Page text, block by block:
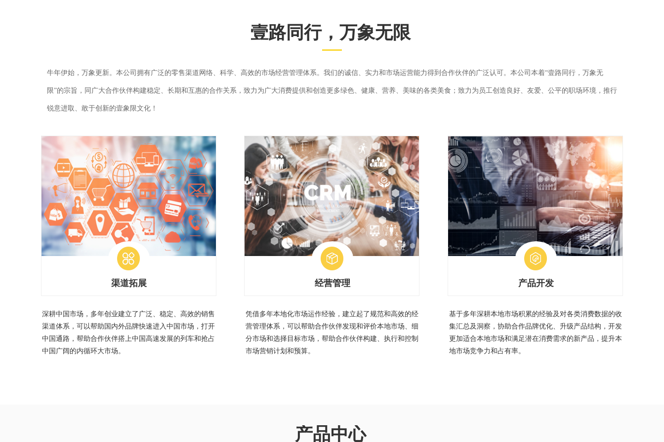
牛年伊始，万象更新。本公司拥有广泛的零售渠道网络、科学、高效的市场经营管理体系。我们的诚信、实力和市场运营能力得到合作伙伴的广泛认可。本公司本着“壹路同行，万象无
限”的宗旨，同广大合作伙伴构建稳定、长期和互惠的合作关系，致力为广大消费提供和创造更多绿色、健康、营养、美味的各类美食；致力为员工创造良好、友爱、公平的职场环境，推行
锐意进取、敢于创新的壹象限文化！
壹路同行，万象无限
渠道拓展
深耕中国市场，多年创业建立了广泛、稳定、高效的销售
渠道体系，可以帮助国内外品牌快速进入中国市场，打开
中国通路，帮助合作伙伴搭上中国高速发展的列车和抢占
中国广阔的内循环大市场。
经营管理
凭借多年本地化市场运作经验，建立起了规范和高效的经
营管理体系，可以帮助合作伙伴发现和评价本地市场、细
分市场和选择目标市场，帮助合作伙伴构建、执行和控制
市场营销计划和预算。
产品开发
基于多年深耕本地市场积累的经验及对各类消费数据的收
集汇总及洞察，协助合作品牌优化、升级产品结构，开发
更加适合本地市场和满足潜在消费需求的新产品，提升本
地市场竞争力和占有率。
产品中心